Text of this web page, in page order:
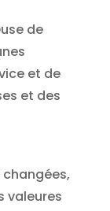
de
et de
et des
valeures